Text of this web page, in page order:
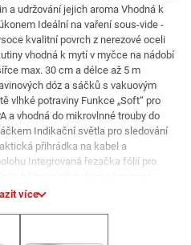
a udržování jejich aroma Vhodná k
Ideální na vaření sous-vide -
kvalitní povrch z nerezové oceli
vhodná k mytí v myčce na nádobí
max. 30 cm a délce až 5 m
dóz a sáčků s vakuovým
vlhké potraviny Funkce „Soft“ pro
a vhodná do mikrovlnné trouby do
Indikační světla pro sledování
přihrádka na kabel a
Integrovaná řezačka fólií pro
těsnění; 3m fóliové role a 3
role: cca 300 x 28 cm Hmotnost:
více